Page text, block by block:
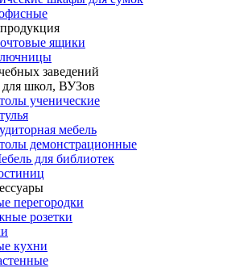
ящики
заведений
школ, ВУЗов
ученические
мебель
демонстрационные
для библиотек
перегородки
розетки
кухни